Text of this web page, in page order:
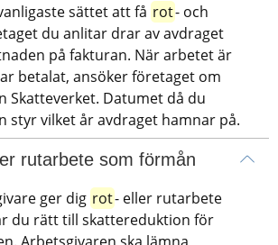
sättet att få rot- och
du anlitar drar av avdraget
på fakturan. När arbetet är
betalat, ansöker företaget om
Skatteverket. Datumet då du
styr vilket år avdraget hamnar på.
rutarbete som förmån
ger dig rot- eller rutarbete
du rätt till skattereduktion för